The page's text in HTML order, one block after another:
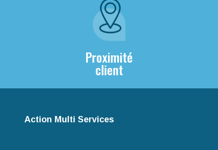
Proximité
client
Action Multi Services